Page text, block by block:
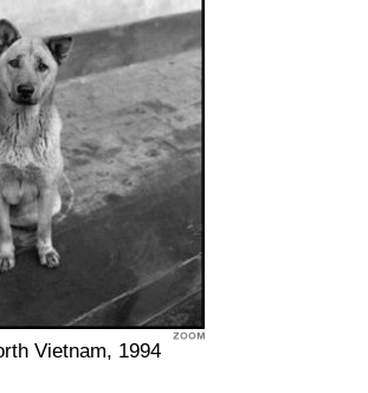
Vietnam, 1994